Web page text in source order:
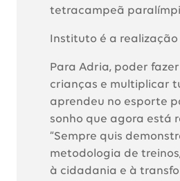
tetracampeã
Instituto é a realização
Para Adria, poder
crianças e multiplicar
aprendeu no esporte
sonho que agora está
“Sempre quis
metodologia de
à cidadania e à